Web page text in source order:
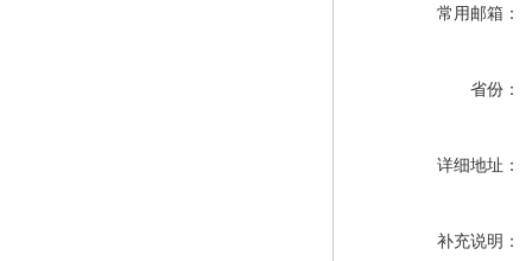
常用邮箱：
省份：
详细地址：
补充说明：